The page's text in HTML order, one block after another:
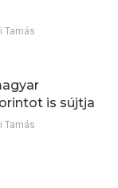
Tamás
is sújtja
Tamás